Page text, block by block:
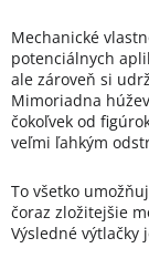
Mechanické
potenciálnych
ale zároveň si
Mimoriadna
čokoľvek od
veľmi ľahkým
To všetko
čoraz zložitejšie
Výsledné výtlačky